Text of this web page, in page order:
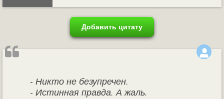
Добавить цитату
- Никто не безупречен.
- Истинная правда. А жаль.